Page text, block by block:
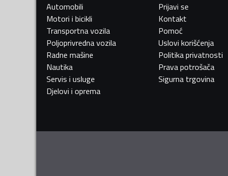
Automobili
Motori i bicikli
Transportna vozila
Poljoprivredna vozila
Radne mašine
Nautika
Servis i usluge
Djelovi i oprema
Prijavi se
Kontakt
Pomoć
Uslovi korišćenja
Politika privatnosti
Prava potrošača
Sigurna trgovina